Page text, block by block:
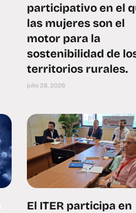
participativo en el
las mujeres son el
motor para la
sostenibilidad de
territorios rurales.
julio 28, 2026
El ITER participa en